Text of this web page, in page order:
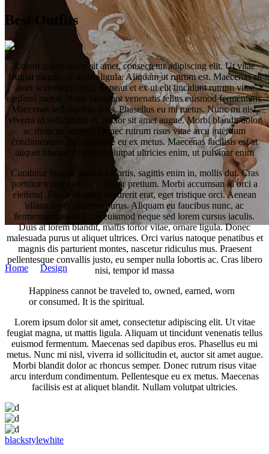
Martin Németh
Home Design Best Outfits
Best Outfits
Lorem ipsum dolor sit amet, consectetur adipiscing elit. Ut vitae
feugiat magna, ut mattis ligula. Aliquam ut rutrum est. Maecenas sit
amet scelerisque orci. Aenean et ex ut elit tincidunt rutrum vitae
eleifend metus. Nunc tincidunt venenatis tellus euismod fermentum.
Maecenas sed dapibus eros. Phasellus eu mi metus. Nunc mi nisl,
viverra id sollicitudin et, auctor sit amet augue. Morbi blandit dolor
ac rhoncus semper. Donec rutrum risus vitae arcu interdum
condimentum. Pellentesque eu ex metus. Maecenas facilisis est at
aliquet blandit. Nullam volutpat ultricies enim, ut pulvinar enim
Curabitur feugiat mauris lobortis, sagittis enim in, mollis dui. Cras
porttitor tortor quis ex efficitur pretium. Morbi accumsan id orci a
eleifend. Fusce sit amet hendrerit erat, eget tristique orci. Aenean
ullamcorper pharetra purus. Aliquam eu faucibus nunc, ac
fermentum quam. Cras euismod neque sed lorem cursus iaculis.
Duis at lorem blandit, mattis tortor vitae, ornare ligula. Donec
malesuada purus ut aliquet ultrices. Orci varius natoque penatibus et
magnis dis parturient montes, nascetur ridiculus mus. Praesent
pellentesque convallis justo, eu semper nulla lobortis ac. Cras libero
nisi, tempor id massa
Happiness cannot be traveled to, owned, earned, worn
or consumed. It is the spiritual.
Lorem ipsum dolor sit amet, consectetur adipiscing elit. Ut vitae
feugiat magna, ut mattis ligula. Aliquam ut tincidunt venenatis tellus
euismod fermentum. Maecenas sed dapibus eros. Phasellus eu mi
metus. Nunc mi nisl, viverra id sollicitudin et, auctor sit amet augue.
Morbi blandit dolor ac rhoncus semper. Donec rutrum risus vitae
arcu interdum condimentum. Pellentesque eu ex metus. Maecenas
facilisis est at aliquet blandit. Nullam volutpat ultricies.
blackstylewhite